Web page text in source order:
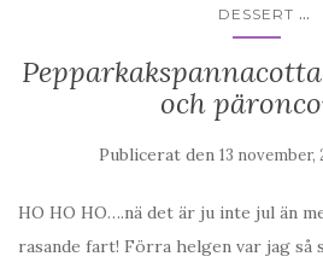
DESSERT ...
och
Publicerat den 13 november,
HO HO HO….nä det är ju inte jul än
rasande fart! Förra helgen var jag så